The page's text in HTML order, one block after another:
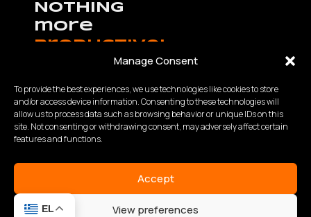
Manage Consent
To provide the best experiences, we use technologies like cookies to store
and/or access device information. Consenting to these technologies will
allow us to process data such as browsing behavior or unique IDs on this
site. Not consenting or withdrawing consent, may adversely affect certain
features and functions.
Accept
View preferences
NOTHING
more
productive!
K.Καραμανλή – Θ.Χαρίση 63 Θεσσαλονίκη,
Τηλ:
2310 840200
- Fax: 2310 934848
Δευτέρα – Παρασκευή | 10:00 – 18:00
EL